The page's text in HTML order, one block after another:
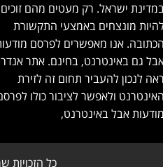
ישראל. רק מעטים מהם זוכים
מונצחים באמצעי התקשורת
הכתובה. אנו מאפשרים לפרסם
גם באינטרנט, בחינם. אתר
ראה לנכון להעביר תחום זה לזירת
האינטרנט ולאפשר לציבור כולו
מודעות אבל באינטרנט,
כל